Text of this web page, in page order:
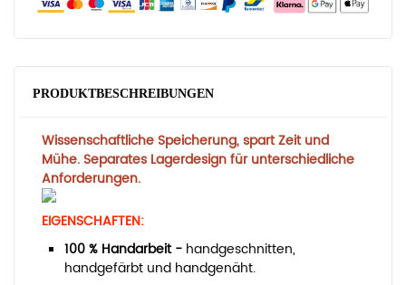
PRODUKTBESCHREIBUNGEN
Wissenschaftliche Speicherung, spart Zeit und
Mühe. Separates Lagerdesign für unterschiedliche
Anforderungen.
EIGENSCHAFTEN:
100 % Handarbeit - handgeschnitten,
handgefärbt und handgenäht.